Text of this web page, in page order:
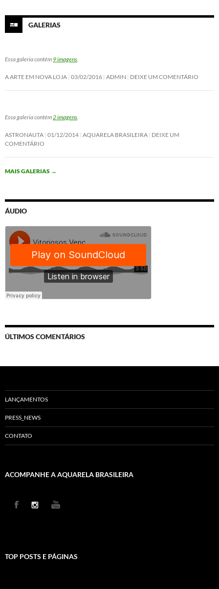
GALERIAS
Essa galeria contém 9 imagens.
A ARTE EM NOVA LOJA 03/02/2016 ADMIN DEIXE UM COMENTÁRIO
Essa galeria contém2 imagens.
ASTRONAUTA 01/12/2014 AQUARELA BRASILEIRA DEIXE UM
COMENTÁRIO
MAIS GALERIAS →
ÁUDIO
ÚLTIMOS COMENTÁRIOS
LANÇAMENTOS
PRESS_NEWS
CONTATO
ACOMPANHE A AQUARELA BRASILEIRA
TOP POSTS E PÁGINAS